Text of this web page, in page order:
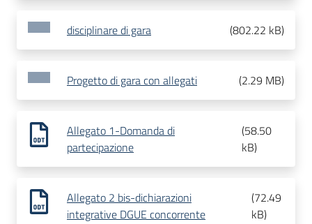
disciplinare di gara (802.22 kB)
Progetto di gara con allegati (2.29 MB)
Allegato 1-Domanda di
partecipazione
(58.50
kB)
Allegato 2 bis-dichiarazioni
integrative DGUE concorrente
(72.49
kB)